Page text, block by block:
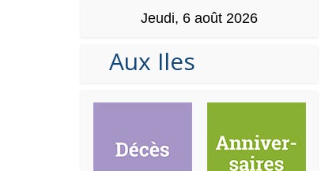
Jeudi, 6 août 2026
Aux Iles